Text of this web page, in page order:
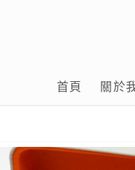
首頁 關於